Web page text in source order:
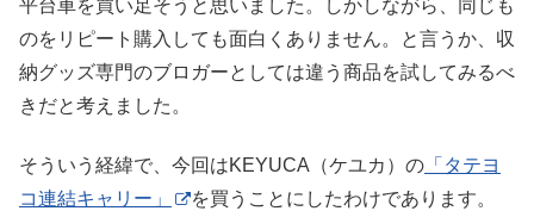
平台車を買い足そうと思いました。しかしながら、同じも
のをリピート購入しても面白くありません。と言うか、収
納グッズ専門のブロガーとしては違う商品を試してみるべ
きだと考えました。
そういう経緯で、今回はKEYUCA（ケユカ）の 「タテヨ
コ連結キャリー」
を買うことにしたわけであります。